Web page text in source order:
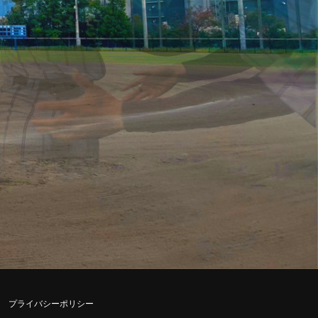
プライバシーポリシー